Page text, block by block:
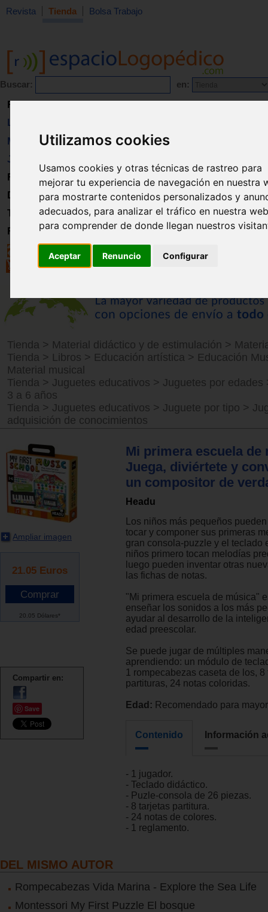
Utilizamos cookies
Usamos cookies y otras técnicas de rastreo para
mejorar tu experiencia de navegación en nuestra
para mostrarte contenidos personalizados y
adecuados, para analizar el tráfico en nuestra
para comprender de donde llegan nuestros
Aceptar Renuncio Configurar
Revista Tienda Bolsa Trabajo
Buscar: en:
Revista
Libros
Material
Juguetes
Formación
Directorio
Trabajo
Registro
Tienda > Material didáctico y de estimulación >
Tienda > Libros > Educación artística > Educación
Material musical
Tienda > Juguetes educativos > Juguetes por edades
3 a 6 años
Tienda > Juguetes educativos > Juguete por tipo >
adquisición de conocimientos
Ampliar imagen
21.05 Euros
20.05 Dólares*
Compartir en:
Save
Mi primera escuela de
Juega, diviértete y
un compositor de
Headu
Los niños más pequeños
tocar y componer sus primeras
gran consola-puzzle y el teclado
niños primero tocan melodías
luego pueden inventar otras
las fichas de notas.
"Mi primera escuela de música"
enseñar los sonidos a los más
ayudar al desarrollo de la
edad preescolar.
Se puede jugar de múltiples
aprendiendo: un módulo de
1 rompecabezas caseta de los, 8
partituras, 24 notas coloridas.
Edad: Recomendado para
Contenido Información
- 1 jugador.
- Teclado didáctico.
- Puzle-consola de 26 piezas.
- 8 tarjetas partitura.
- 24 notas de colores.
- 1 reglamento.
DEL MISMO AUTOR
Rompecabezas Vida Marina - Explore the Sea Life
Montessori My First Puzzle El bosque